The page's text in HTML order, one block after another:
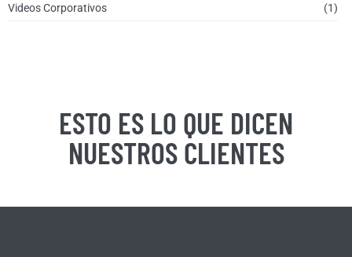
Videos Corporativos (1)
ESTO ES LO QUE DICEN
NUESTROS CLIENTES